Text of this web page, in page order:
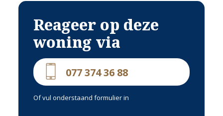
Reageer op deze
woning via
077 374 36 88
Of vul onderstaand formulier in